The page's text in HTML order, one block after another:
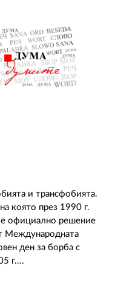
и трансфобията.
която през 1990 г.
официално решение
Международната
ден за борба с
г....